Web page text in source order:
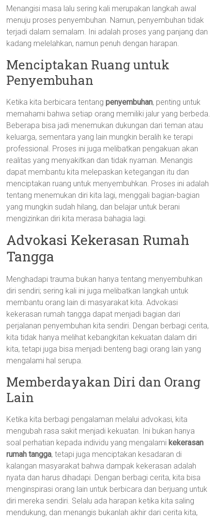
Menangisi masa lalu sering kali merupakan langkah awal
menuju proses penyembuhan. Namun, penyembuhan tidak
terjadi dalam semalam. Ini adalah proses yang panjang dan
kadang melelahkan, namun penuh dengan harapan.
Menciptakan Ruang untuk
Penyembuhan
Ketika kita berbicara tentangpenyembuhan, penting untuk
memahami bahwa setiap orang memiliki jalur yang berbeda.
Beberapa bisa jadi menemukan dukungan dari teman atau
keluarga, sementara yang lain mungkin beralih ke terapi
professional. Proses ini juga melibatkan pengakuan akan
realitas yang menyakitkan dan tidak nyaman. Menangis
dapat membantu kita melepaskan ketegangan itu dan
menciptakan ruang untuk menyembuhkan. Proses ini adalah
tentang menemukan diri kita lagi, menggali bagian-bagian
yang mungkin sudah hilang, dan belajar untuk berani
mengizinkan diri kita merasa bahagia lagi.
Advokasi Kekerasan Rumah
Tangga
Menghadapi trauma bukan hanya tentang menyembuhkan
diri sendiri; sering kali ini juga melibatkan langkah untuk
membantu orang lain di masyarakat kita. Advokasi
kekerasan rumah tangga dapat menjadi bagian dari
perjalanan penyembuhan kita sendiri. Dengan berbagi cerita,
kita tidak hanya melihat kebangkitan kekuatan dalam diri
kita, tetapi juga bisa menjadi benteng bagi orang lain yang
mengalami hal serupa.
Memberdayakan Diri dan Orang
Lain
Ketika kita berbagi pengalaman melalui advokasi, kita
mengubah rasa sakit menjadi kekuatan. Ini bukan hanya
soal perhatian kepada individu yang mengalami kekerasan
rumah tangga, tetapi juga menciptakan kesadaran di
kalangan masyarakat bahwa dampak kekerasan adalah
nyata dan harus dihadapi. Dengan berbagi cerita, kita bisa
menginspirasi orang lain untuk berbicara dan berjuang untuk
diri mereka sendiri. Selalu ada harapan ketika kita saling
mendukung, dan menangis bukanlah akhir dari cerita kita,